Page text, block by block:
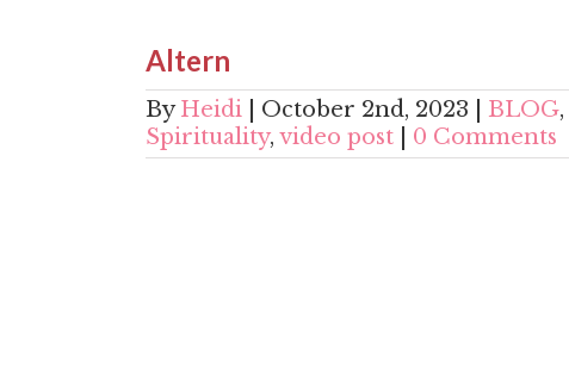
Altern
ByHeidi October 2nd, 2023 BLOG,
Spirituality, video post 0 Comments